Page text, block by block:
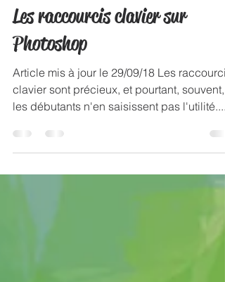
Cynthia Dormeyer
19 mai 2016
2 min de lecture
Les raccourcis clavier sur
Photoshop
Article mis à jour le 29/09/18 Les raccourcis
clavier sont précieux, et pourtant, souvent,